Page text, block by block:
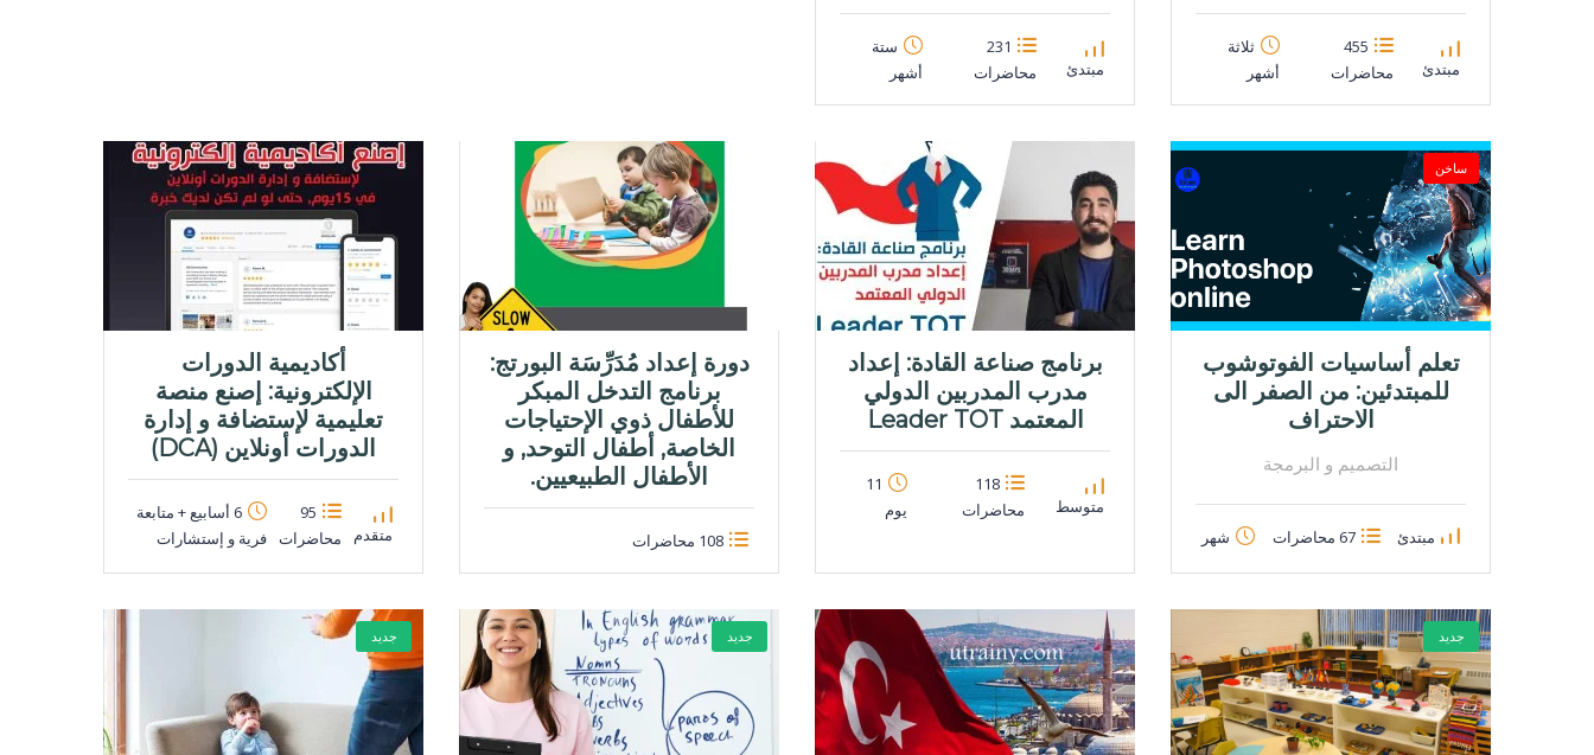
مبتدئ
455
محاضرات
ثلاثة
أشهر
مبتدئ
231
محاضرات
ستة
أشهر
ساخن
تعلم أساسيات الفوتوشوب
للمبتدئين: من الصفر الى
الاحتراف
التصميم و البرمجة
مبتدئ 67 محاضرات شهر
برنامج صناعة القادة: إعداد
مدرب المدربين الدولي
المعتمد Leader TOT
متوسط
118
محاضرات
11
يوم
دورة إعداد مُدَرِّسَة البورتج:
برنامج التدخل المبكر
للأطفال ذوي الإحتياجات
الخاصة, أطفال التوحد, و
الأطفال الطبيعيين.
108 محاضرات
أكاديمية الدورات
الإلكترونية: إصنع منصة
تعليمية لإستضافة و إدارة
الدورات أونلاين (DCA)
متقدم
95
محاضرات
6 أسابيع + متابعة
فرية و إستشارات
جديد جديد جديد